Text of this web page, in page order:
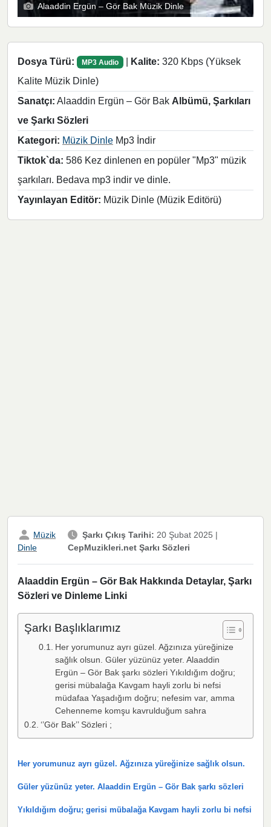
Alaaddin Ergün – Gör Bak Müzik Dinle
Dosya Türü: MP3 Audio | Kalite: 320 Kbps (Yüksek
Kalite Müzik Dinle)
Sanatçı: Alaaddin Ergün – Gör Bak Albümü, Şarkıları
ve Şarkı Sözleri
Kategori: Müzik Dinle Mp3 İndir
Tiktok`da: 586 Kez dinlenen en popüler "Mp3" müzik
şarkıları. Bedava mp3 indir ve dinle.
Yayınlayan Editör: Müzik Dinle (Müzik Editörü)
Müzik
Dinle
Şarkı Çıkış Tarihi: 20 Şubat 2025 |
CepMuzikleri.net Şarkı Sözleri
Alaaddin Ergün – Gör Bak Hakkında Detaylar, Şarkı
Sözleri ve Dinleme Linki
Şarkı Başlıklarımız
Her yorumunuz ayrı güzel. Ağzınıza yüreğinize
sağlık olsun. Güler yüzünüz yeter. Alaaddin
Ergün – Gör Bak şarkı sözleri Yıkıldığım doğru;
gerisi mübalağa Kavgam hayli zorlu bi nefsi
müdafaa Yaşadığım doğru; nefesim var, amma
Cehenneme komşu kavrulduğum sahra
‘’Gör Bak’’ Sözleri ;
Her yorumunuz ayrı güzel. Ağzınıza yüreğinize sağlık olsun.
Güler yüzünüz yeter. Alaaddin Ergün – Gör Bak şarkı sözleri
Yıkıldığım doğru; gerisi mübalağa Kavgam hayli zorlu bi nefsi